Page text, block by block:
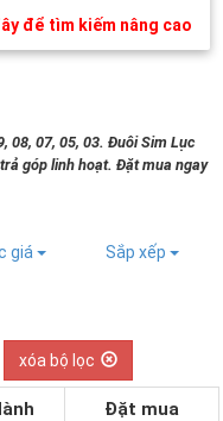
để tìm kiếm nâng cao
08, 07, 05, 03. Đuôi Sim Lục
góp linh hoạt. Đặt mua ngay
giá Sắp xếp
xóa bộ lọc
Đặt mua